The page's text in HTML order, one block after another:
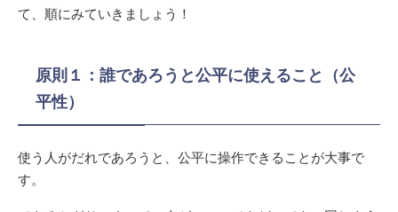
て、順にみていきましょう！
原則１：誰であろうと公平に使えること（公
平性）
使う人がだれであろうと、公平に操作できることが大事で
す。